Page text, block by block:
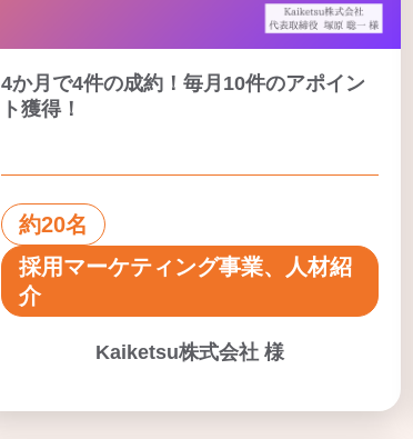
4か月で4件の成約！毎月10件のアポイン
ト獲得！
約20名
採用マーケティング事業、人材紹
介
Kaiketsu株式会社 様